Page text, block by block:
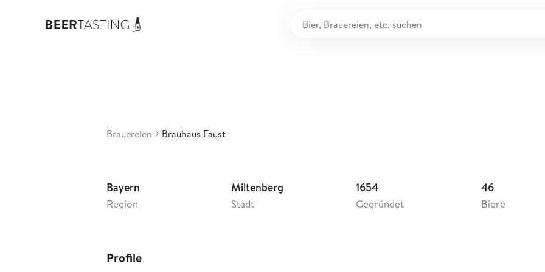
Brauereien Brauhaus Faust
Bayern
Region
Miltenberg
Stadt
1654
Gegründet
46
Biere
Profile